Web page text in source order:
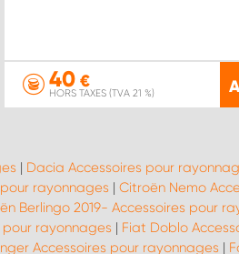
40 €
HORS TAXES (TVA 21 %)
| Dacia Accessoires pour
rayonnages | Citroën Nemo
Berlingo 2019- Accessoires pour
pour rayonnages | Fiat Doblo
Accessoires pour rayonnages |